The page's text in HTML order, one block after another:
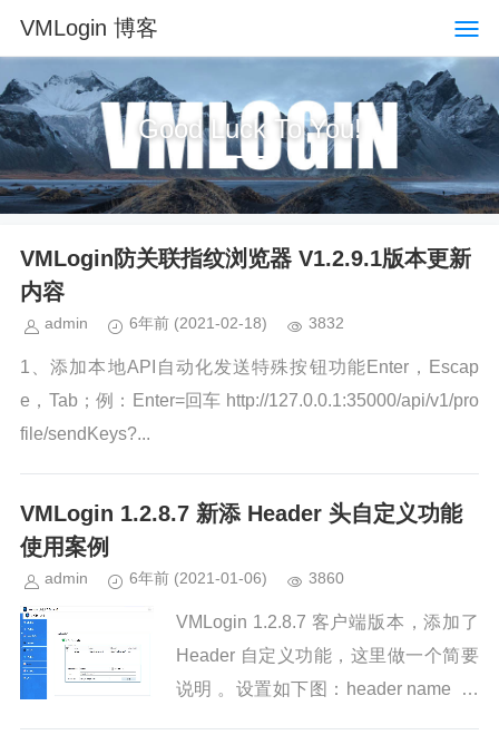
VMLogin 博客
Good Luck To You!
VMLogin防关联指纹浏览器 V1.2.9.1版本更新
内容
admin 6年前 (2021-02-18) 3832
1、添加本地API自动化发送特殊按钮功能Enter，Escap
e，Tab；例：Enter=回车 http://127.0.0.1:35000/api/v1/pro
file/sendKeys?...
VMLogin 1.2.8.7 新添 Header 头自定义功能
使用案例
admin 6年前 (2021-01-06) 3860
VMLogin 1.2.8.7 客户端版本，添加了
Header 自定义功能，这里做一个简要
说明 。设置如下图：header name ：